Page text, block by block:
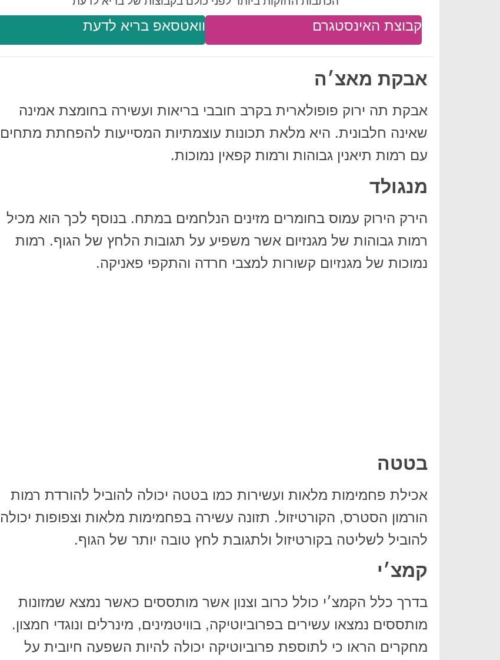
וואטסאפ בריא לדעת קבוצת האינסטגרם
אבקת מאצ׳ה
אבקת תה ירוק פופולארית בקרב חובבי בריאות ועשירה בחומצת אמינה
שאינה חלבונית. היא מלאת תכונות עוצמתיות המסייעות להפחתת מתחים
עם רמות תיאנין גבוהות ורמות קפאין נמוכות.
מנגולד
הירק הירוק עמוס בחומרים מזינים הנלחמים במתח. בנוסף לכך הוא מכיל
רמות גבוהות של מגנזיום אשר משפיע על תגובות הלחץ של הגוף. רמות
נמוכות של מגנזיום קשורות למצבי חרדה והתקפי פאניקה.
בטטה
אכילת פחמימות מלאות ועשירות כמו בטטה יכולה להוביל להורדת רמות
הורמון הסטרס, הקורטיזול. תזונה עשירה בפחמימות מלאות וצפופות יכולה
להוביל לשליטה בקורטיזול ולתגובת לחץ טובה יותר של הגוף.
קמצ׳י
בדרך כלל הקמצ׳י כולל כרוב וצנון אשר מותססים כאשר נמצא שמזונות
מותססים נמצאו עשירים בפרוביוטיקה, בוויטמינים, מינרלים ונוגדי חמצון.
מחקרים הראו כי לתוספת פרוביוטיקה יכולה להיות השפעה חיובית על